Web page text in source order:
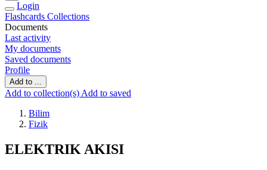
Login
Flashcards Collections
Documents
Last activity
My documents
Saved documents
Profile
Add to ...
Add to collection(s) Add to saved
Bilim
Fizik
ELEKTRIK AKISI